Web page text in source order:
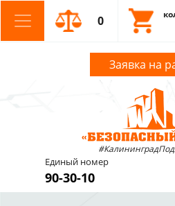
0
Заявка на
Единый номер
90-30-10